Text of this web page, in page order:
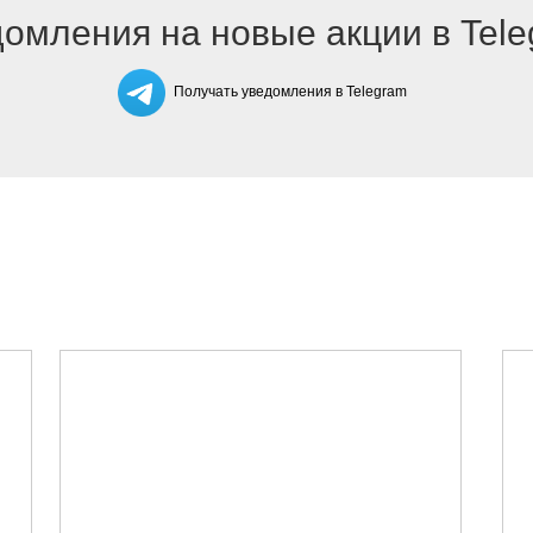
на новые акции в
Получать уведомления в Telegram